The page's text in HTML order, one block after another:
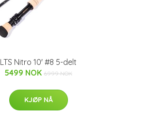
LTS Nitro 10' #8 5-delt
5499 NOK 6999 NOK
KJØP NÅ